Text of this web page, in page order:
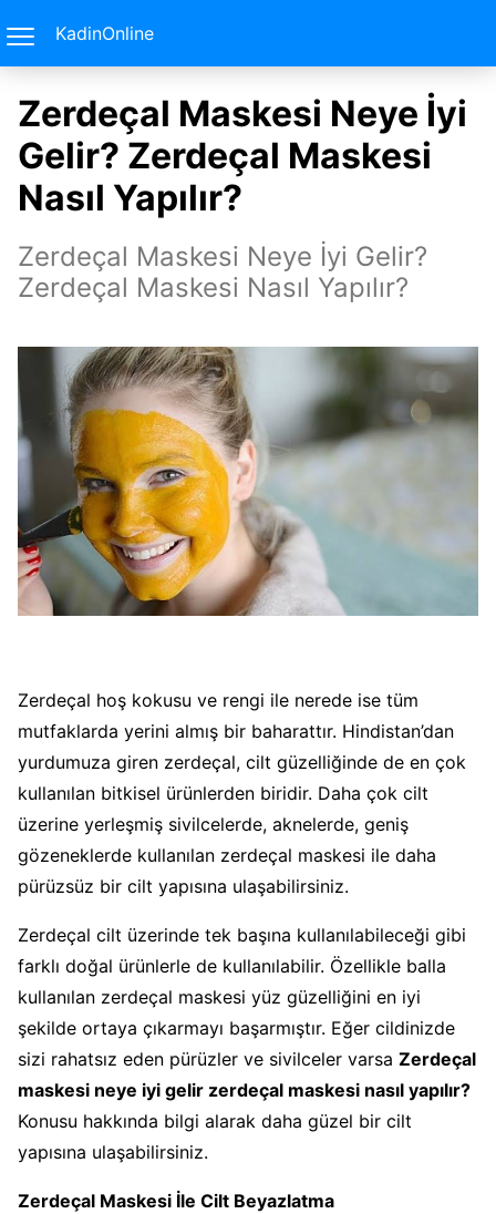
KadinOnline
Zerdeçal Maskesi Neye İyi
Gelir? Zerdeçal Maskesi
Nasıl Yapılır?
Zerdeçal Maskesi Neye İyi Gelir?
Zerdeçal Maskesi Nasıl Yapılır?
Zerdeçal hoş kokusu ve rengi ile nerede ise tüm
mutfaklarda yerini almış bir baharattır. Hindistan’dan
yurdumuza giren zerdeçal, cilt güzelliğinde de en çok
kullanılan bitkisel ürünlerden biridir. Daha çok cilt
üzerine yerleşmiş sivilcelerde, aknelerde, geniş
gözeneklerde kullanılan zerdeçal maskesi ile daha
pürüzsüz bir cilt yapısına ulaşabilirsiniz.
Zerdeçal cilt üzerinde tek başına kullanılabileceği gibi
farklı doğal ürünlerle de kullanılabilir. Özellikle balla
kullanılan zerdeçal maskesi yüz güzelliğini en iyi
şekilde ortaya çıkarmayı başarmıştır. Eğer cildinizde
sizi rahatsız eden pürüzler ve sivilceler varsa Zerdeçal
maskesi neye iyi gelir zerdeçal maskesi nasıl yapılır?
Konusu hakkında bilgi alarak daha güzel bir cilt
yapısına ulaşabilirsiniz.
Zerdeçal Maskesi İle Cilt Beyazlatma